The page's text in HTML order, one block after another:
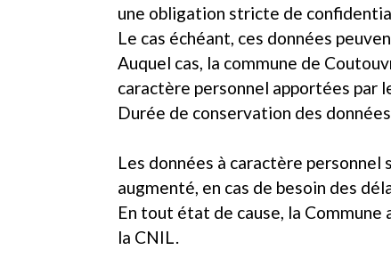
une obligation stricte de
Le cas échéant, ces données
Auquel cas, la commune de
caractère personnel apportées
Durée de conservation des
Les données à caractère
augmenté, en cas de besoin des
En tout état de cause, la
la CNIL.